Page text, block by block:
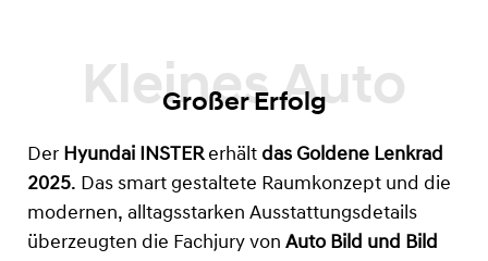
Großer Erfolg
Der Hyundai INSTERerhält das Goldene Lenkrad
2025. Das smart gestaltete Raumkonzept und die
modernen, alltagsstarken Ausstattungsdetails
überzeugten die Fachjury von Auto Bild und Bild